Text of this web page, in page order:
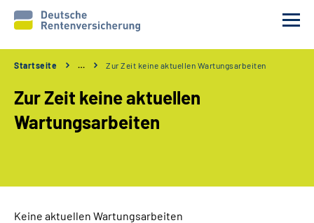
Unsere Verfahren
Startseite … Zur Zeit keine aktuellen Wartungsarbeiten
Zur Zeit keine aktuellen
Wartungsarbeiten
Keine aktuellen Wartungsarbeiten